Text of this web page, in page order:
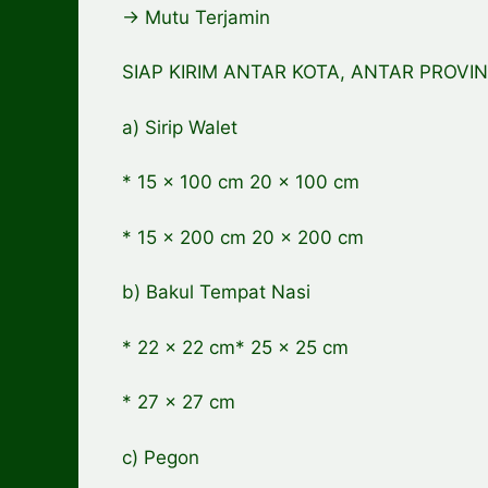
-> Mutu Terjamin
SIAP KIRIM ANTAR KOTA, ANTAR
a) Sirip Walet
* 15 x 100 cm 20 x 100 cm
* 15 x 200 cm 20 x 200 cm
b) Bakul Tempat Nasi
* 22 x 22 cm* 25 x 25 cm
* 27 x 27 cm
c) Pegon